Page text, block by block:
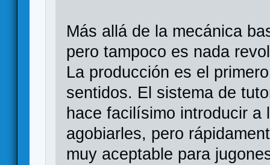
Más allá de la mecánica
pero tampoco es nada
La producción es el
sentidos. El sistema de
hace facilísimo introducir
agobiarles, pero
muy aceptable para